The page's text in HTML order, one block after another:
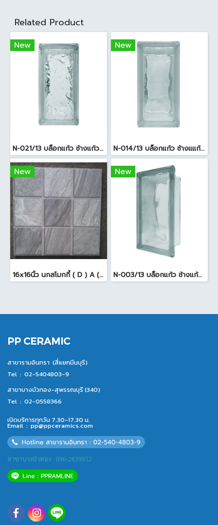
Related Product
New
N-021/13 บล็อกแก้ว ช้างแก้ว WOW แก้วประดับฟ้า ( 24X11.5X8cm )
New
N-014/13 บล็อกแก้ว ช้างแแก้ว WOW หยาดเพชร ( 24x11.5x8 cm.)
New
16x16นิ้ว นกสโมกกี้ ( D ) A (Pack6)
New
N-003/13 บล็อกแก้ว ช้างแก้ว WOW พริ้วแก้ว ( 24x11.5x8cm )
PP CERAMIC
สาขารามอินทรา (สี่แยกมีนบุรี)
Tel : 02-5404803-9
สาขาบางบัวทอง-สุพรรณบุรี (340)
Tel : 02-0558366
เปิดบริการทุกวัน 7.30-17.30 น.
Email : pp@ppceramics.com
สาขาบางบัวทอง : 096-2839952